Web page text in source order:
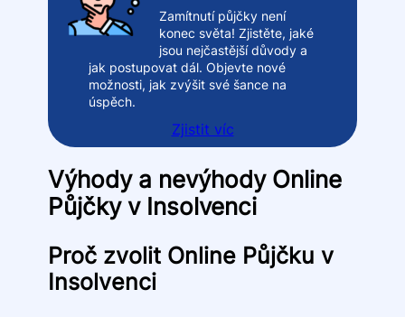
Zamítnutí půjčky není
konec světa! Zjistěte, jaké
jsou nejčastější důvody a
jak postupovat dál. Objevte nové
možnosti, jak zvýšit své šance na
úspěch.
Zjistit víc
Výhody a nevýhody Online
Půjčky v Insolvenci
Proč zvolit Online Půjčku v
Insolvenci